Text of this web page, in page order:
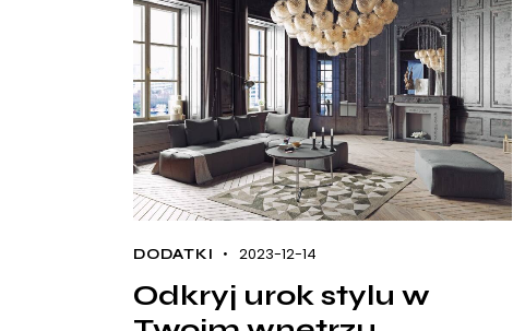
DODATKI 2023-12-14
Odkryj urok stylu w